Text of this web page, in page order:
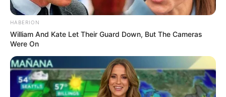
HABERION
William And Kate Let Their Guard Down, But The Cameras
Were On